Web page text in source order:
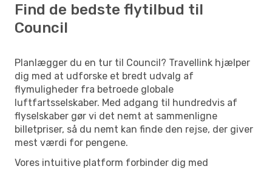
Find de bedste flytilbud til
Council
Planlægger du en tur til Council? Travellink hjælper
dig med at udforske et bredt udvalg af
flymuligheder fra betroede globale
luftfartsselskaber. Med adgang til hundredvis af
flyselskaber gør vi det nemt at sammenligne
billetpriser, så du nemt kan finde den rejse, der giver
mest værdi for pengene.
Vores intuitive platform forbinder dig med